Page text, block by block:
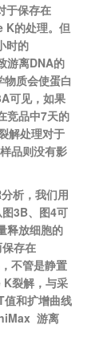
于保存在
K的处理。但
时的
游离DNA的
质会使蛋白
可见，如果
竞品中7天的
解处理对于
品则没有影
析，我们用
3B、图4可
释放细胞的
存在
不管是静置
裂解，与采
和扩增曲线
游离